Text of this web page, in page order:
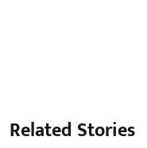
Related Stories